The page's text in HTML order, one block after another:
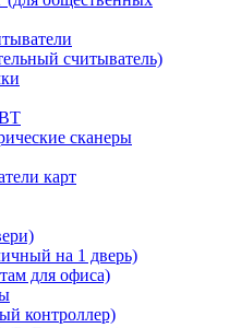
считыватель)
сканеры
карт
на 1 дверь)
для офиса)
контроллер)